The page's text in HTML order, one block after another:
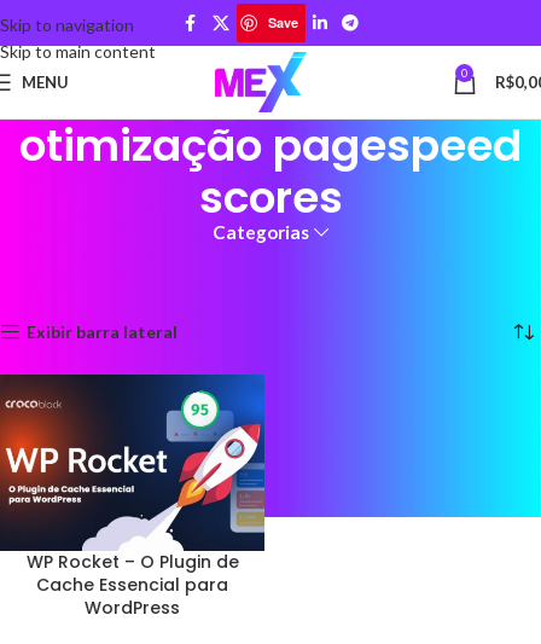
Skip to navigation
Skip to main content
Save
MENU 0 R$
otimização pagespeed
scores
Categorias
Exibir barra lateral
WP Rocket – O Plugin de
Cache Essencial para
WordPress